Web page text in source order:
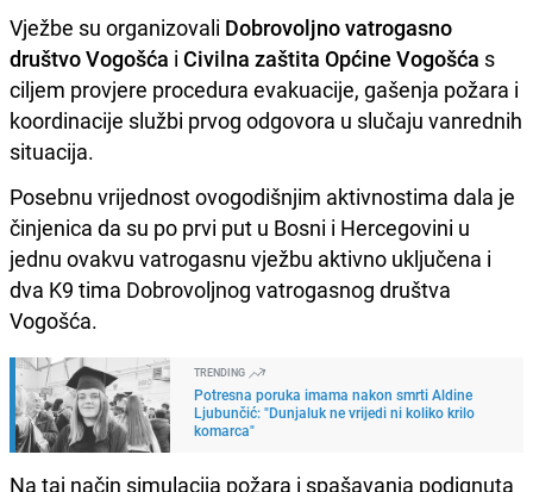
Vježbe su organizovali Dobrovoljno vatrogasno
društvo Vogošća i Civilna zaštita Općine Vogošća s
ciljem provjere procedura evakuacije, gašenja požara i
koordinacije službi prvog odgovora u slučaju vanrednih
situacija.
Posebnu vrijednost ovogodišnjim aktivnostima dala je
činjenica da su po prvi put u Bosni i Hercegovini u
jednu ovakvu vatrogasnu vježbu aktivno uključena i
dva K9 tima Dobrovoljnog vatrogasnog društva
Vogošća.
TRENDING
Potresna poruka imama nakon smrti Aldine
Ljubunčić: "Dunjaluk ne vrijedi ni koliko krilo
komarca"
Na taj način simulacija požara i spašavanja podignuta